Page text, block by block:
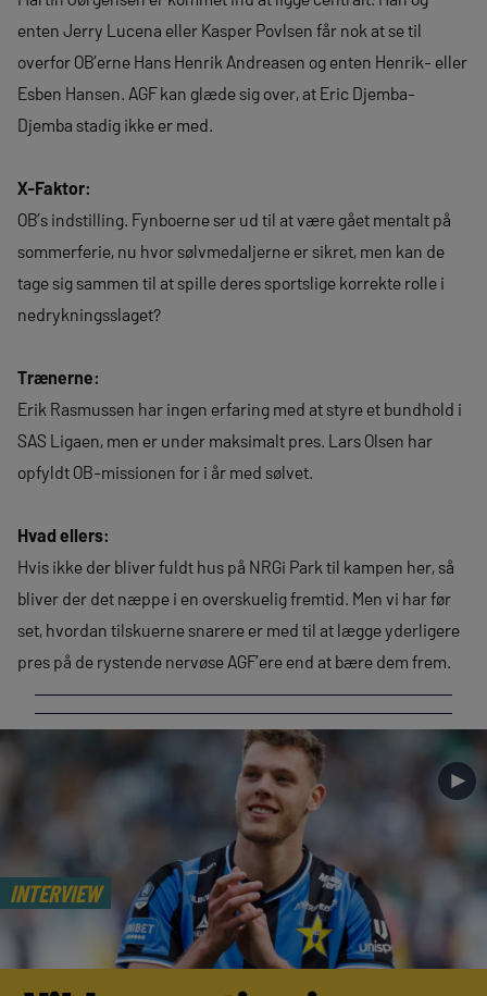
enten Jerry Lucena eller Kasper Povlsen får nok at se til
overfor OB’erne Hans Henrik Andreasen og enten Henrik- eller
Esben Hansen. AGF kan glæde sig over, at Eric Djemba-
Djemba stadig ikke er med.
X-Faktor:
OB’s indstilling. Fynboerne ser ud til at være gået mentalt på
sommerferie, nu hvor sølvmedaljerne er sikret, men kan de
tage sig sammen til at spille deres sportslige korrekte rolle i
nedrykningsslaget?
Trænerne:
Erik Rasmussen har ingen erfaring med at styre et bundhold i
SAS Ligaen, men er under maksimalt pres. Lars Olsen har
opfyldt OB-missionen for i år med sølvet.
Hvad ellers:
Hvis ikke der bliver fuldt hus på NRGi Park til kampen her, så
bliver der det næppe i en overskuelig fremtid. Men vi har før
set, hvordan tilskuerne snarere er med til at lægge yderligere
pres på de rystende nervøse AGF’ere end at bære dem frem.
INTERVIEW
►